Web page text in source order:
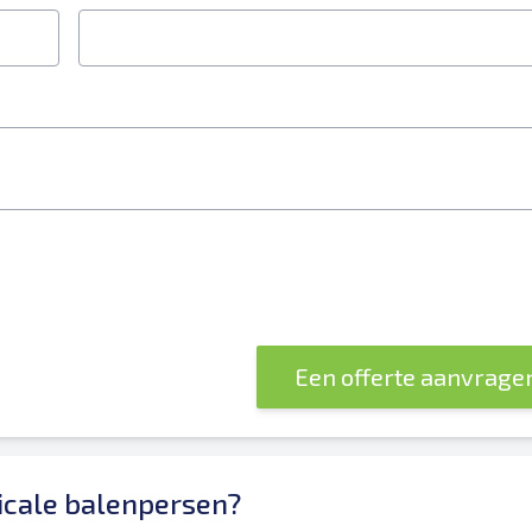
Een offerte
balenpersen?